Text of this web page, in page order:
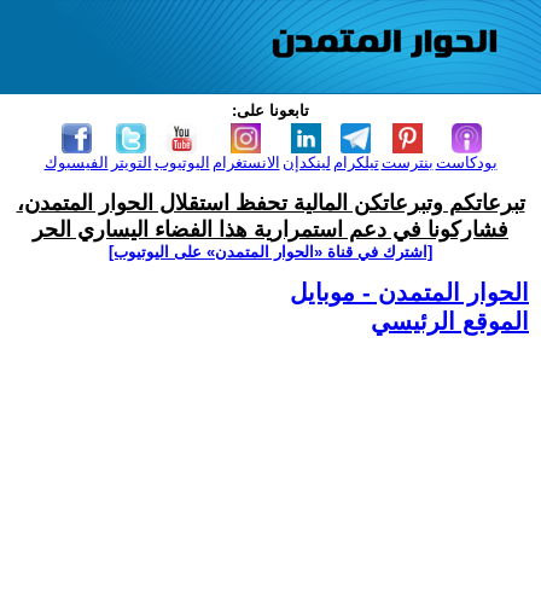
تابعونا على:
الفيسبوك التويتر اليوتيوب الانستغرام لينكدإن تيلكرامبنترست بودكاست
تبرعاتكم وتبرعاتكن المالية تحفظ استقلال الحوار المتمدن،
فشاركونا في دعم استمرارية هذا الفضاء اليساري الحر
[اشترك في قناة ‫«الحوار المتمدن» على اليوتيوب]
الحوار المتمدن - موبايل
الموقع الرئيسي